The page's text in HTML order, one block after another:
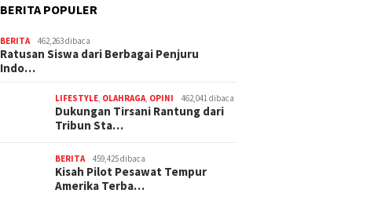
BERITA POPULER
BERITA 462,263 dibaca
Ratusan Siswa dari Berbagai Penjuru
Indo…
LIFESTYLE OLAHRAGA OPINI 462,041 dibaca
Dukungan Tirsani Rantung dari
Tribun Sta…
BERITA 459,425 dibaca
Kisah Pilot Pesawat Tempur
Amerika Terba…